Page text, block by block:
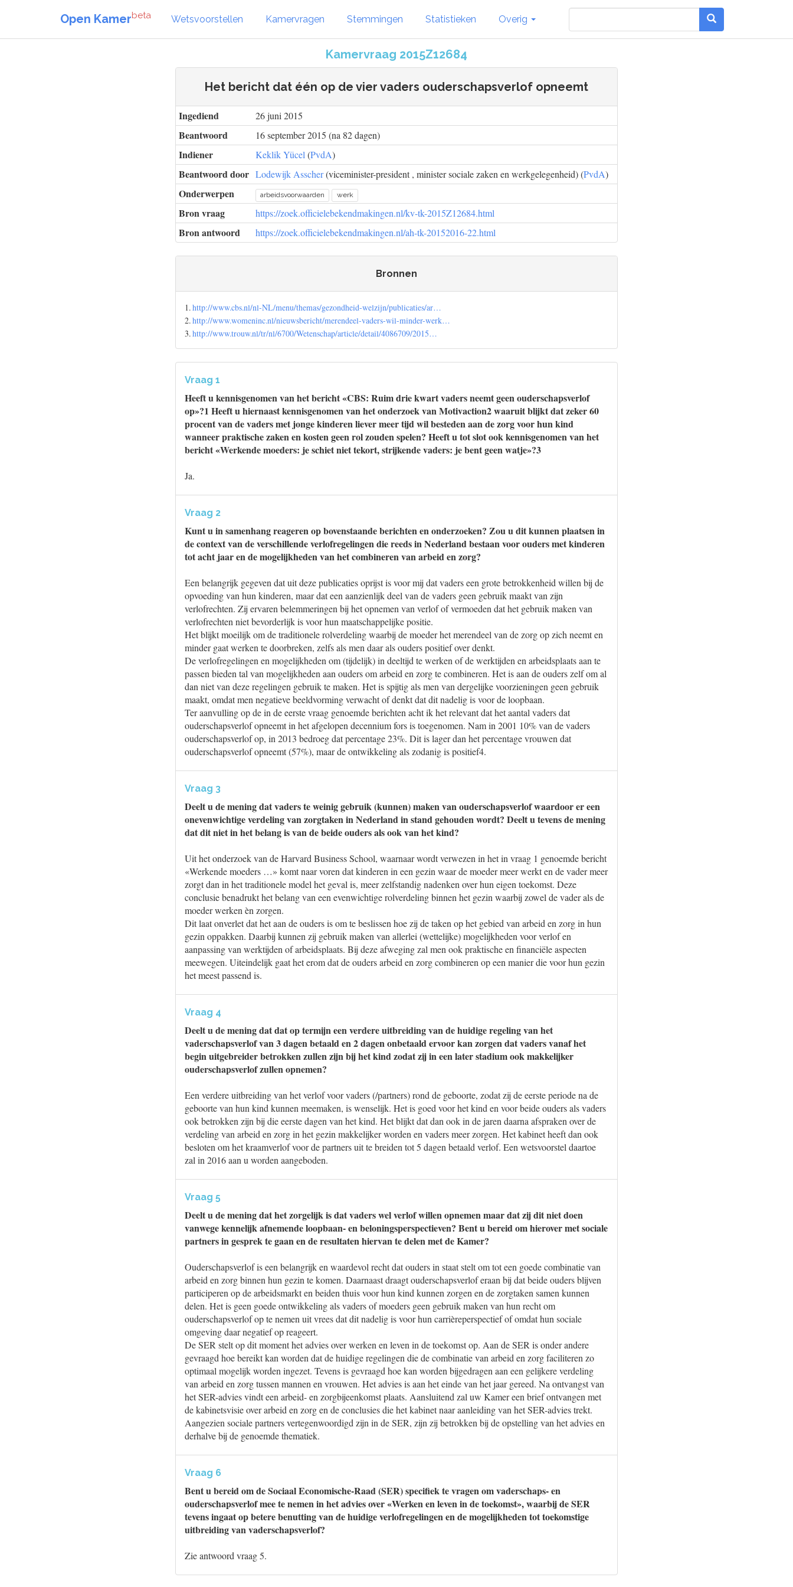
Open Kamerbeta Wetsvoorstellen Kamervragen Stemmingen Statistieken Overig
Kamervraag 2015Z12684
Het bericht dat één op de vier vaders ouderschapsverlof opneemt
Ingediend 26 juni 2015
Beantwoord 16 september 2015 (na 82 dagen)
Indiener Keklik Yücel (PvdA)
Beantwoord door Lodewijk Asscher(viceminister-president , minister sociale zaken en werkgelegenheid) (PvdA)
Onderwerpen arbeidsvoorwaarden werk
Bron vraag https://zoek.officielebekendmakingen.nl/kv-tk-2015Z12684.html
Bron antwoord https://zoek.officielebekendmakingen.nl/ah-tk-20152016-22.html
Bronnen
1.http://www.cbs.nl/nl-NL/menu/themas/gezondheid-welzijn/publicaties/ar…
2.http://www.womeninc.nl/nieuwsbericht/merendeel-vaders-wil-minder-werk…
3.http://www.trouw.nl/tr/nl/6700/Wetenschap/article/detail/4086709/2015…
Vraag 1
Heeft u kennisgenomen van het bericht «CBS: Ruim drie kwart vaders neemt geen ouderschapsverlof
op»?1 Heeft u hiernaast kennisgenomen van het onderzoek van Motivaction2 waaruit blijkt dat zeker 60
procent van de vaders met jonge kinderen liever meer tijd wil besteden aan de zorg voor hun kind
wanneer praktische zaken en kosten geen rol zouden spelen? Heeft u tot slot ook kennisgenomen van het
bericht «Werkende moeders: je schiet niet tekort, strijkende vaders: je bent geen watje»?3
Ja.
Vraag 2
Kunt u in samenhang reageren op bovenstaande berichten en onderzoeken? Zou u dit kunnen plaatsen in
de context van de verschillende verlofregelingen die reeds in Nederland bestaan voor ouders met kinderen
tot acht jaar en de mogelijkheden van het combineren van arbeid en zorg?
Een belangrijk gegeven dat uit deze publicaties oprijst is voor mij dat vaders een grote betrokkenheid willen bij de
opvoeding van hun kinderen, maar dat een aanzienlijk deel van de vaders geen gebruik maakt van zijn
verlofrechten. Zij ervaren belemmeringen bij het opnemen van verlof of vermoeden dat het gebruik maken van
verlofrechten niet bevorderlijk is voor hun maatschappelijke positie.
Het blijkt moeilijk om de traditionele rolverdeling waarbij de moeder het merendeel van de zorg op zich neemt en
minder gaat werken te doorbreken, zelfs als men daar als ouders positief over denkt.
De verlofregelingen en mogelijkheden om (tijdelijk) in deeltijd te werken of de werktijden en arbeidsplaats aan te
passen bieden tal van mogelijkheden aan ouders om arbeid en zorg te combineren. Het is aan de ouders zelf om al
dan niet van deze regelingen gebruik te maken. Het is spijtig als men van dergelijke voorzieningen geen gebruik
maakt, omdat men negatieve beeldvorming verwacht of denkt dat dit nadelig is voor de loopbaan.
Ter aanvulling op de in de eerste vraag genoemde berichten acht ik het relevant dat het aantal vaders dat
ouderschapsverlof opneemt in het afgelopen decennium fors is toegenomen. Nam in 2001 10% van de vaders
ouderschapsverlof op, in 2013 bedroeg dat percentage 23%. Dit is lager dan het percentage vrouwen dat
ouderschapsverlof opneemt (57%), maar de ontwikkeling als zodanig is positief4.
Vraag 3
Deelt u de mening dat vaders te weinig gebruik (kunnen) maken van ouderschapsverlof waardoor er een
onevenwichtige verdeling van zorgtaken in Nederland in stand gehouden wordt? Deelt u tevens de mening
dat dit niet in het belang is van de beide ouders als ook van het kind?
Uit het onderzoek van de Harvard Business School, waarnaar wordt verwezen in het in vraag 1 genoemde bericht
«Werkende moeders …» komt naar voren dat kinderen in een gezin waar de moeder meer werkt en de vader meer
zorgt dan in het traditionele model het geval is, meer zelfstandig nadenken over hun eigen toekomst. Deze
conclusie benadrukt het belang van een evenwichtige rolverdeling binnen het gezin waarbij zowel de vader als de
moeder werken èn zorgen.
Dit laat onverlet dat het aan de ouders is om te beslissen hoe zij de taken op het gebied van arbeid en zorg in hun
gezin oppakken. Daarbij kunnen zij gebruik maken van allerlei (wettelijke) mogelijkheden voor verlof en
aanpassing van werktijden of arbeidsplaats. Bij deze afweging zal men ook praktische en financiële aspecten
meewegen. Uiteindelijk gaat het erom dat de ouders arbeid en zorg combineren op een manier die voor hun gezin
het meest passend is.
Vraag 4
Deelt u de mening dat dat op termijn een verdere uitbreiding van de huidige regeling van het
vaderschapsverlof van 3 dagen betaald en 2 dagen onbetaald ervoor kan zorgen dat vaders vanaf het
begin uitgebreider betrokken zullen zijn bij het kind zodat zij in een later stadium ook makkelijker
ouderschapsverlof zullen opnemen?
Een verdere uitbreiding van het verlof voor vaders (/partners) rond de geboorte, zodat zij de eerste periode na de
geboorte van hun kind kunnen meemaken, is wenselijk. Het is goed voor het kind en voor beide ouders als vaders
ook betrokken zijn bij die eerste dagen van het kind. Het blijkt dat dan ook in de jaren daarna afspraken over de
verdeling van arbeid en zorg in het gezin makkelijker worden en vaders meer zorgen. Het kabinet heeft dan ook
besloten om het kraamverlof voor de partners uit te breiden tot 5 dagen betaald verlof. Een wetsvoorstel daartoe
zal in 2016 aan u worden aangeboden.
Vraag 5
Deelt u de mening dat het zorgelijk is dat vaders wel verlof willen opnemen maar dat zij dit niet doen
vanwege kennelijk afnemende loopbaan- en beloningsperspectieven? Bent u bereid om hierover met sociale
partners in gesprek te gaan en de resultaten hiervan te delen met de Kamer?
Ouderschapsverlof is een belangrijk en waardevol recht dat ouders in staat stelt om tot een goede combinatie van
arbeid en zorg binnen hun gezin te komen. Daarnaast draagt ouderschapsverlof eraan bij dat beide ouders blijven
participeren op de arbeidsmarkt en beiden thuis voor hun kind kunnen zorgen en de zorgtaken samen kunnen
delen. Het is geen goede ontwikkeling als vaders of moeders geen gebruik maken van hun recht om
ouderschapsverlof op te nemen uit vrees dat dit nadelig is voor hun carrièreperspectief of omdat hun sociale
omgeving daar negatief op reageert.
De SER stelt op dit moment het advies over werken en leven in de toekomst op. Aan de SER is onder andere
gevraagd hoe bereikt kan worden dat de huidige regelingen die de combinatie van arbeid en zorg faciliteren zo
optimaal mogelijk worden ingezet. Tevens is gevraagd hoe kan worden bijgedragen aan een gelijkere verdeling
van arbeid en zorg tussen mannen en vrouwen. Het advies is aan het einde van het jaar gereed. Na ontvangst van
het SER-advies vindt een arbeid- en zorgbijeenkomst plaats. Aansluitend zal uw Kamer een brief ontvangen met
de kabinetsvisie over arbeid en zorg en de conclusies die het kabinet naar aanleiding van het SER-advies trekt.
Aangezien sociale partners vertegenwoordigd zijn in de SER, zijn zij betrokken bij de opstelling van het advies en
derhalve bij de genoemde thematiek.
Vraag 6
Bent u bereid om de Sociaal Economische-Raad (SER) specifiek te vragen om vaderschaps- en
ouderschapsverlof mee te nemen in het advies over «Werken en leven in de toekomst», waarbij de SER
tevens ingaat op betere benutting van de huidige verlofregelingen en de mogelijkheden tot toekomstige
uitbreiding van vaderschapsverlof?
Zie antwoord vraag 5.